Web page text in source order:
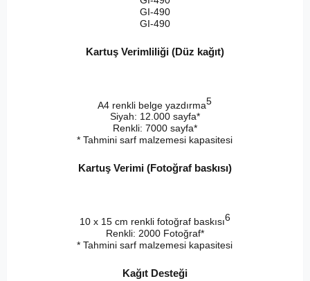
GI-490
GI-490
Kartuş Verimliliği (Düz kağıt)
A4 renkli belge yazdırma5
Siyah: 12.000 sayfa*
Renkli: 7000 sayfa*
* Tahmini sarf malzemesi kapasitesi
Kartuş Verimi (Fotoğraf baskısı)
10 x 15 cm renkli fotoğraf baskısı6
Renkli: 2000 Fotoğraf*
* Tahmini sarf malzemesi kapasitesi
Kağıt Desteği